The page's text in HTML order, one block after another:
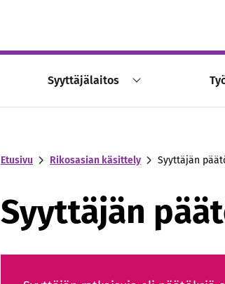
Syyttäjälaitos
Etusivu Rikosasian käsittely Syyttäjän
Syyttäjän